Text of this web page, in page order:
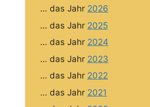
… das Jahr 2026
… das Jahr 2025
… das Jahr 2024
… das Jahr 2023
… das Jahr 2022
… das Jahr 2021